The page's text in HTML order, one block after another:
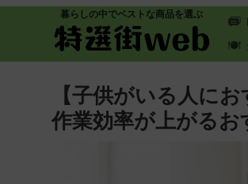
暮らしの中でベストな商品を選ぶ
【子供がいる人に
作業効率が上がる